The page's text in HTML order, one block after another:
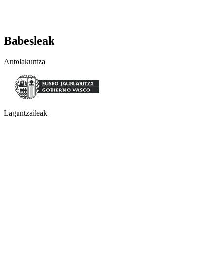
Babesleak
Antolakuntza
Laguntzaileak